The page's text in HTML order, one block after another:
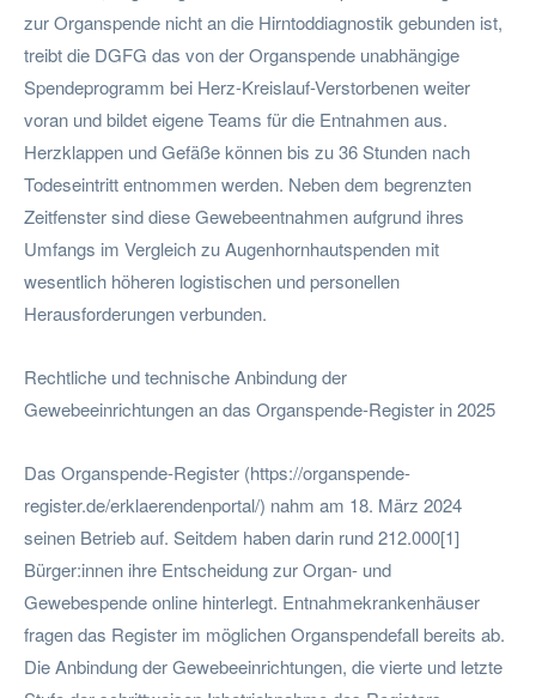
zur Organspende nicht an die Hirntoddiagnostik gebunden ist,
treibt die DGFG das von der Organspende unabhängige
Spendeprogramm bei Herz-Kreislauf-Verstorbenen weiter
voran und bildet eigene Teams für die Entnahmen aus.
Herzklappen und Gefäße können bis zu 36 Stunden nach
Todeseintritt entnommen werden. Neben dem begrenzten
Zeitfenster sind diese Gewebeentnahmen aufgrund ihres
Umfangs im Vergleich zu Augenhornhautspenden mit
wesentlich höheren logistischen und personellen
Herausforderungen verbunden.
Rechtliche und technische Anbindung der
Gewebeeinrichtungen an das Organspende-Register in 2025
Das Organspende-Register (https://organspende-
register.de/erklaerendenportal/) nahm am 18. März 2024
seinen Betrieb auf. Seitdem haben darin rund 212.000[1]
Bürger:innen ihre Entscheidung zur Organ- und
Gewebespende online hinterlegt. Entnahmekrankenhäuser
fragen das Register im möglichen Organspendefall bereits ab.
Die Anbindung der Gewebeeinrichtungen, die vierte und letzte